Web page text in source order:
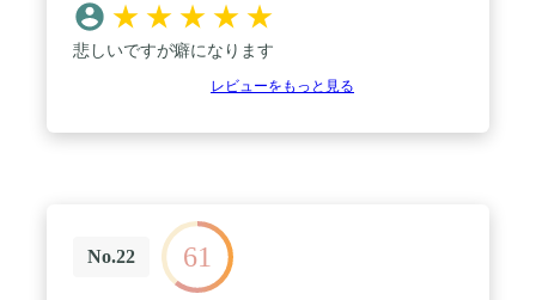
★ ★ ★ ★ ★
悲しいですが癖になります
レビューをもっと見る
No.22 61